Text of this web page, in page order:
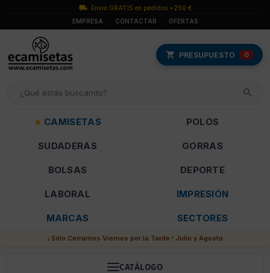
Envío GRATIS en pedidos +250 €
EMPRESA
CONTACTAR OFERTAS
PRESUPUESTO 0
CAMISETAS POLOS
SUDADERAS GORRAS
BOLSAS DEPORTE
LABORAL IMPRESIÓN
MARCAS SECTORES
¡ Sólo Cerramos Viernes por la Tarde ! Julio y Agosto
CATÁLOGO